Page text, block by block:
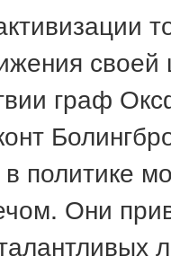
граф
политике
Они